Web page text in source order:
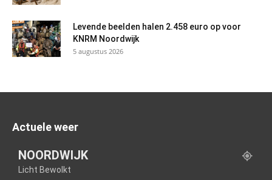
Levende beelden halen 2.458 euro op voor
KNRM Noordwijk
5 augustus 2026
Actuele weer
NOORDWIJK
Licht Bewolkt